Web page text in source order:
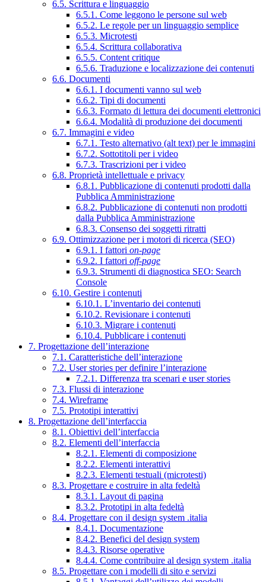
6.5. Scrittura e linguaggio
6.5.1. Come leggono le persone sul web
6.5.2. Le regole per un linguaggio semplice
6.5.3. Microtesti
6.5.4. Scrittura collaborativa
6.5.5. Content critique
6.5.6. Traduzione e localizzazione dei contenuti
6.6. Documenti
6.6.1. I documenti vanno sul web
6.6.2. Tipi di documenti
6.6.3. Formato di lettura dei documenti elettronici
6.6.4. Modalità di produzione dei documenti
6.7. Immagini e video
6.7.1. Testo alternativo (alt text) per le immagini
6.7.2. Sottotitoli per i video
6.7.3. Trascrizioni per i video
6.8. Proprietà intellettuale e privacy
6.8.1. Pubblicazione di contenuti prodotti dalla
Pubblica Amministrazione
6.8.2. Pubblicazione di contenuti non prodotti
dalla Pubblica Amministrazione
6.8.3. Consenso dei soggetti ritratti
6.9. Ottimizzazione per i motori di ricerca (SEO)
6.9.1. I fattori on-page
6.9.2. I fattori off-page
6.9.3. Strumenti di diagnostica SEO: Search
Console
6.10. Gestire i contenuti
6.10.1. L’inventario dei contenuti
6.10.2. Revisionare i contenuti
6.10.3. Migrare i contenuti
6.10.4. Pubblicare i contenuti
7. Progettazione dell’interazione
7.1. Caratteristiche dell’interazione
7.2. User stories per definire l’interazione
7.2.1. Differenza tra scenari e user stories
7.3. Flussi di interazione
7.4. Wireframe
7.5. Prototipi interattivi
8. Progettazione dell’interfaccia
8.1. Obiettivi dell’interfaccia
8.2. Elementi dell’interfaccia
8.2.1. Elementi di composizione
8.2.2. Elementi interattivi
8.2.3. Elementi testuali (microtesti)
8.3. Progettare e costruire in alta fedeltà
8.3.1. Layout di pagina
8.3.2. Prototipi in alta fedeltà
8.4. Progettare con il design system .italia
8.4.1. Documentazione
8.4.2. Benefici del design system
8.4.3. Risorse operative
8.4.4. Come contribuire al design system .italia
8.5. Progettare con i modelli di sito e servizi